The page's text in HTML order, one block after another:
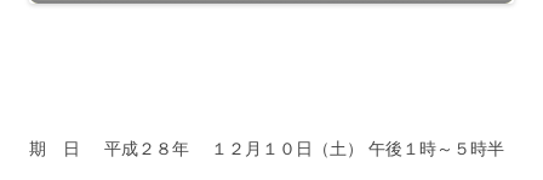
期 日 平成２８年 １２月１０日（土） 午後１時～５時半